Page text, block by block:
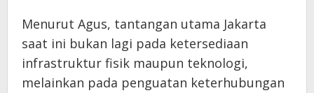
Menurut Agus, tantangan utama Jakarta
saat ini bukan lagi pada ketersediaan
infrastruktur fisik maupun teknologi,
melainkan pada penguatan keterhubungan